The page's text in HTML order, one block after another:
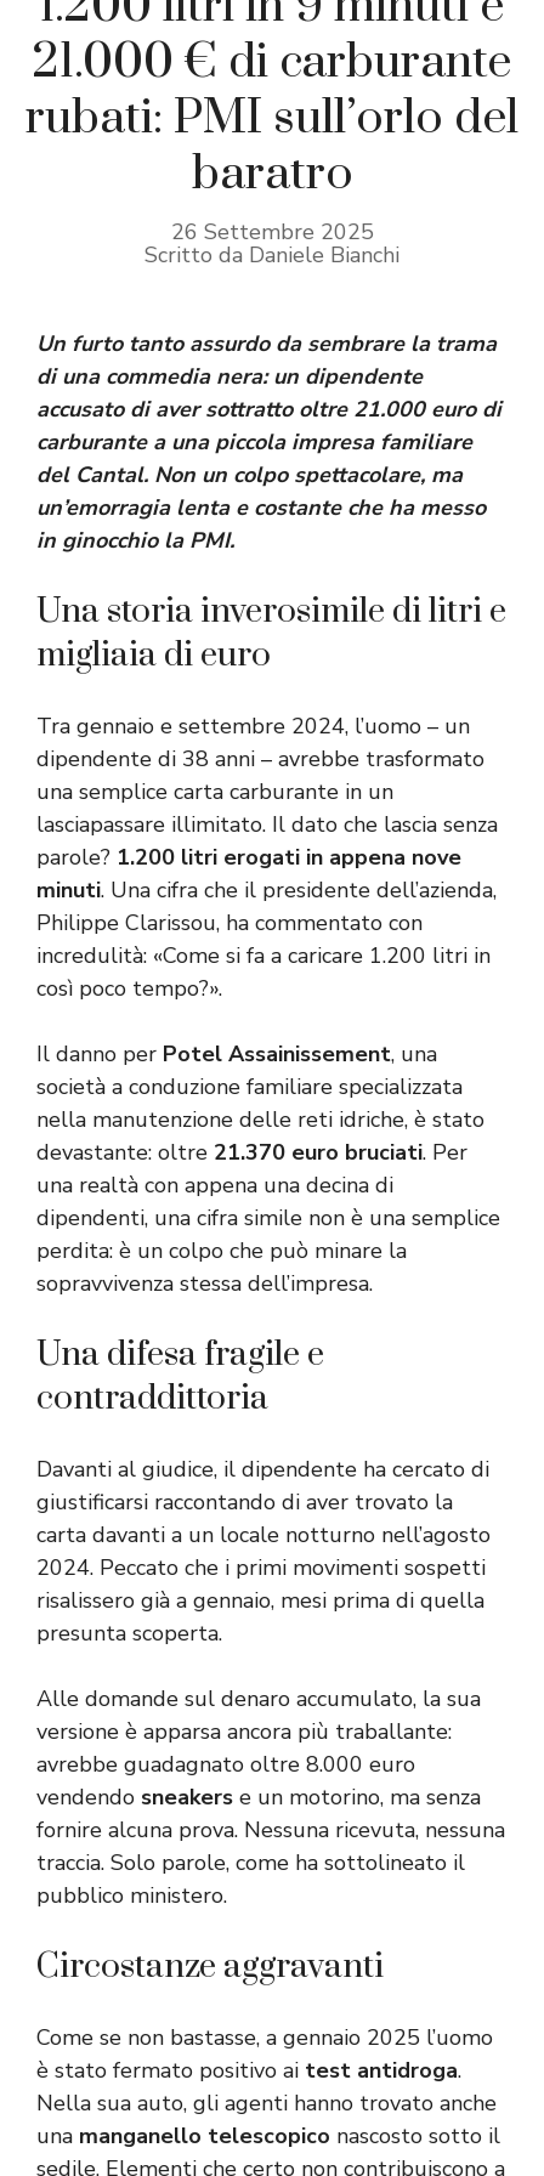
21.000 € di carburante
rubati: PMI sull’orlo del
baratro
26 Settembre 2025
Scritto da Daniele Bianchi
Un furto tanto assurdo da sembrare la trama
di una commedia nera: un dipendente
accusato di aver sottratto oltre 21.000 euro di
carburante a una piccola impresa familiare
del Cantal. Non un colpo spettacolare, ma
un’emorragia lenta e costante che ha messo
in ginocchio la PMI.
Una storia inverosimile di litri e
migliaia di euro
Tra gennaio e settembre 2024, l’uomo – un
dipendente di 38 anni – avrebbe trasformato
una semplice carta carburante in un
lasciapassare illimitato. Il dato che lascia senza
parole? 1.200 litri erogati in appena nove
minuti. Una cifra che il presidente dell’azienda,
Philippe Clarissou, ha commentato con
incredulità: «Come si fa a caricare 1.200 litri in
così poco tempo?».
Il danno per Potel Assainissement, una
società a conduzione familiare specializzata
nella manutenzione delle reti idriche, è stato
devastante: oltre 21.370 euro bruciati. Per
una realtà con appena una decina di
dipendenti, una cifra simile non è una semplice
perdita: è un colpo che può minare la
sopravvivenza stessa dell’impresa.
Una difesa fragile e
contraddittoria
Davanti al giudice, il dipendente ha cercato di
giustificarsi raccontando di aver trovato la
carta davanti a un locale notturno nell’agosto
2024. Peccato che i primi movimenti sospetti
risalissero già a gennaio, mesi prima di quella
presunta scoperta.
Alle domande sul denaro accumulato, la sua
versione è apparsa ancora più traballante:
avrebbe guadagnato oltre 8.000 euro
vendendo sneakers e un motorino, ma senza
fornire alcuna prova. Nessuna ricevuta, nessuna
traccia. Solo parole, come ha sottolineato il
pubblico ministero.
Circostanze aggravanti
Come se non bastasse, a gennaio 2025 l’uomo
è stato fermato positivo ai test antidroga.
Nella sua auto, gli agenti hanno trovato anche
una manganello telescopico nascosto sotto il
sedile. Elementi che certo non contribuiscono a